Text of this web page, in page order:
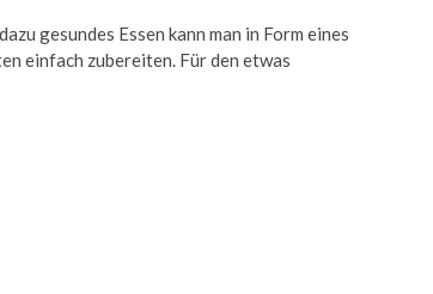
gesundes Essen kann man in Form eines
einfach zubereiten. Für den etwas